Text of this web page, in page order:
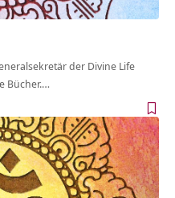
der Divine Life
Bücher.…